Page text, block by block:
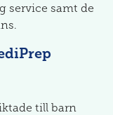
service samt de
till barn